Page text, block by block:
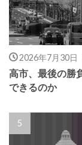
2026年7月30日
高市、最後の勝
できるのか